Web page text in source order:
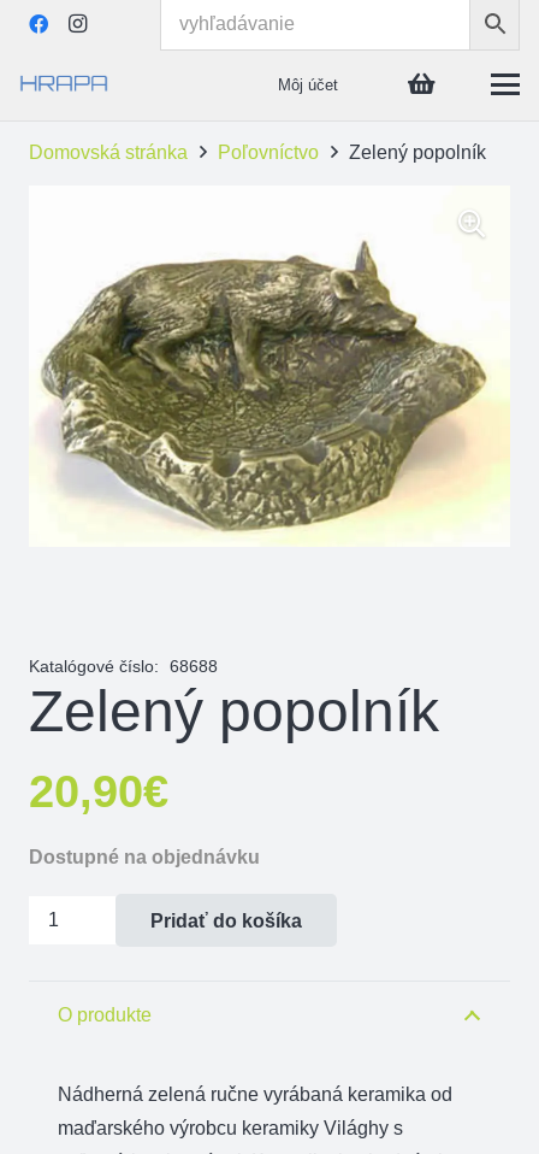
Môj účet
Domovská stránka Poľovníctvo Zelený popolník
Katalógové číslo: 68688
Zelený popolník
20,90€
Dostupné na objednávku
množstvo
Pridať do košíka
O produkte
Nádherná zelená ručne vyrábaná keramika od
maďarského výrobcu keramiky Világhy s